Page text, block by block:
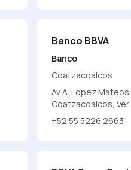
Banco BBVA
Banco
Coatzacoalcos
Av A. López
Coatzacoalcos,
+52 55 5226 2663